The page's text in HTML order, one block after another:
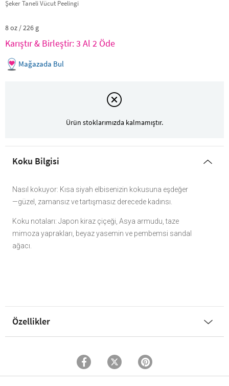
Şeker Taneli Vücut Peelingi
8 oz / 226 g
Karıştır & Birleştir: 3 Al 2 Öde
Mağazada Bul
Ürün stoklarımızda kalmamıştır.
Koku Bilgisi
Nasıl kokuyor: Kısa siyah elbisenizin kokusuna eşdeğer
—güzel, zamansız ve tartışmasız derecede kadınsı.
Koku notaları: Japon kiraz çiçeği, Asya armudu, taze
mimoza yaprakları, beyaz yasemin ve pembemsi sandal
ağacı.
Özellikler